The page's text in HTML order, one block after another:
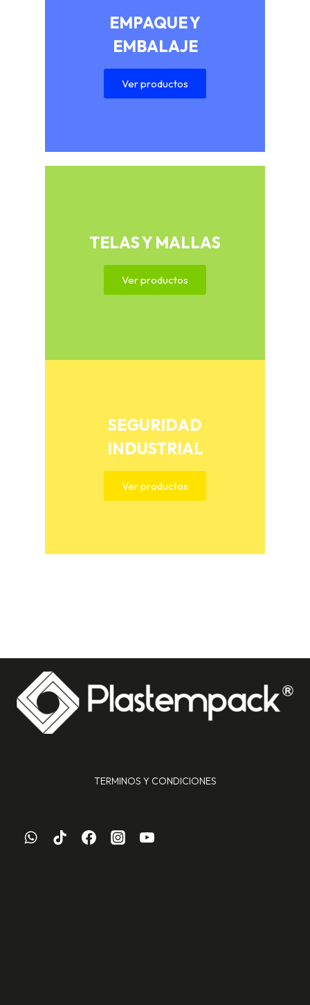
EMPAQUE Y
EMBALAJE
Ver productos
TELAS Y MALLAS
Ver productos
SEGURIDAD
INDUSTRIAL
Ver productos
TERMINOS Y CONDICIONES